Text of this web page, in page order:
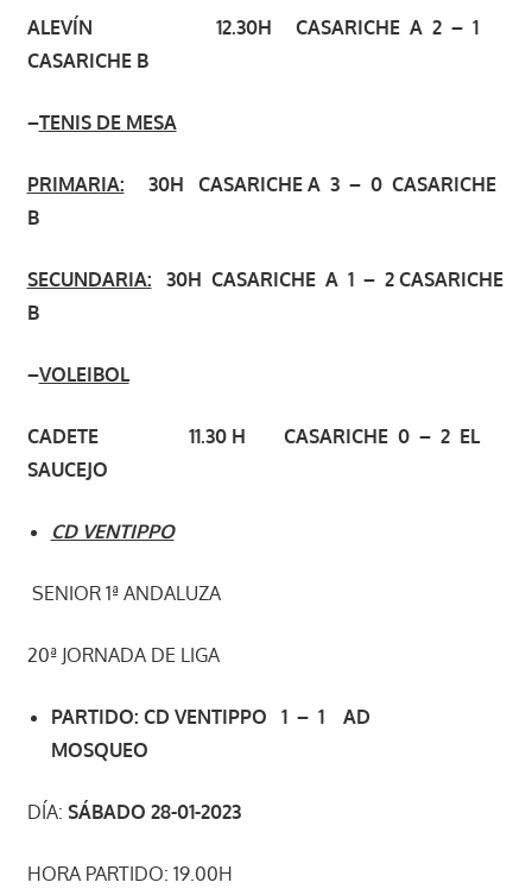
ALEVÍN 12.30H CASARICHE A 2 – 1
CASARICHE B
–TENIS DE MESA
PRIMARIA: 30H CASARICHE A 3 – 0 CASARICHE
B
SECUNDARIA: 30H CASARICHE A 1 – 2 CASARICHE
B
–VOLEIBOL
CADETE 11.30 H CASARICHE 0 – 2 EL
SAUCEJO
CD VENTIPPO
SENIOR 1ª ANDALUZA
20ª JORNADA DE LIGA
PARTIDO: CD VENTIPPO 1 – 1 AD
MOSQUEO
DÍA: SÁBADO 28-01-2023
HORA PARTIDO: 19.00H